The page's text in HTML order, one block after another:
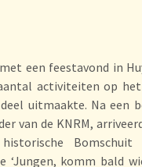
een feestavond in
activiteiten op
uitmaakte. Na een
van de KNRM,
komm bald